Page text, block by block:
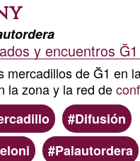
y encuentros
mercadillos de Ğ1 en
la zona y la red de
Difusión
Palautordera